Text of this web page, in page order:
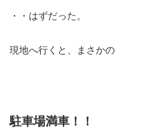
・・はずだった。
現地へ行くと、まさかの
駐車場満車！！